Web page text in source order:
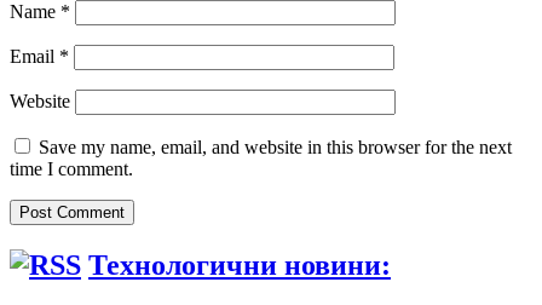
Name *
Email *
Website
Save my name, email, and website in this browser for the next
time I comment.
Технологични новини: